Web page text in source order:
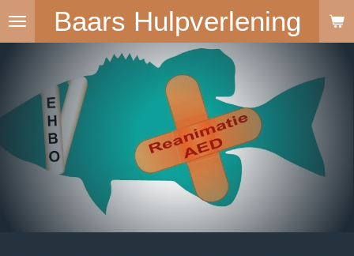
Ga
hoofdinhoud
Baars Hulpverlening